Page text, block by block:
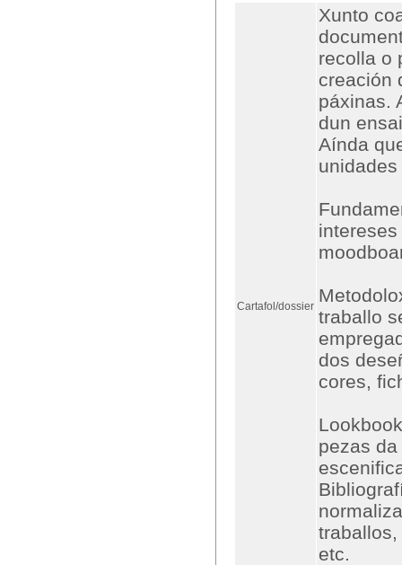
Cartafol/dossier
Xunto
recolla o
creación
páxinas.
dun
Aínda
traballo
dos
cores,
pezas
etc.